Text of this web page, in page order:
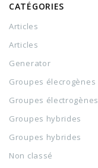
CATÉGORIES
Articles
Articles
Generator
Groupes élecrogènes
Groupes électrogènes
Groupes hybrides
Groupes hybrides
Non classé